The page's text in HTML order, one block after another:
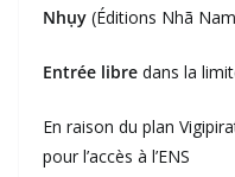
Nhụy (Éditions Nhã
Entrée libre dans la
En raison du plan
pour l’accès à l’ENS